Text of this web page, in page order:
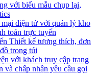
với biểu mẫu chụp lại,
điện tử với quản lý kho
toán trực tuyến
Thiết kế tương thích, đơn
trong túi
với khách truy cập trang
và chấp nhận yêu cầu gọi